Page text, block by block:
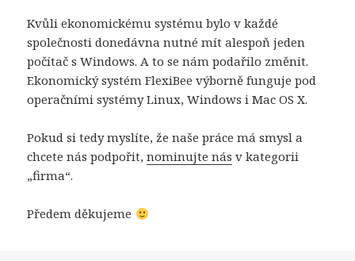
Kvůli ekonomickému systému bylo v každé
společnosti donedávna nutné mít alespoň jeden
počítač s Windows. A to se nám podařilo změnit.
Ekonomický systém FlexiBee výborně funguje pod
operačními systémy Linux, Windows i Mac OS X.
Pokud si tedy myslíte, že naše práce má smysl a
chcete nás podpořit,nominujte nás v kategorii
„firma“.
Předem děkujeme